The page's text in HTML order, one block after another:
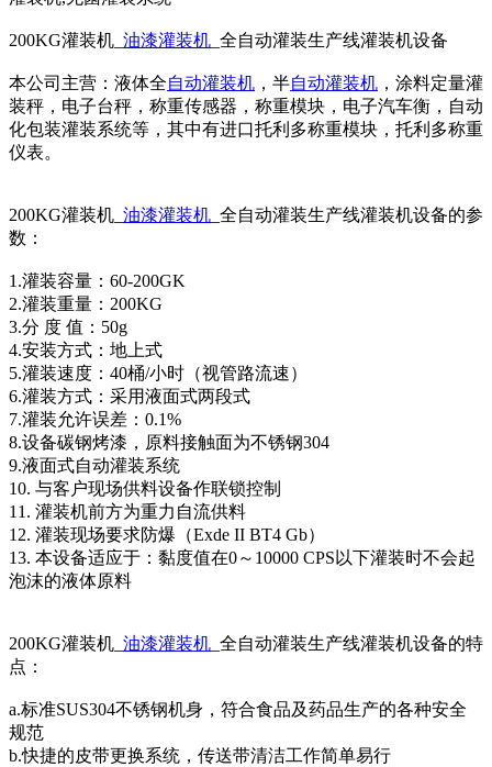
200KG灌装机_ 油漆灌装机 _全自动灌装生产线灌装机设备
本公司主营：液体全自动灌装机 ，半自动灌装机 ，涂料定量灌
装秤，电子台秤，称重传感器，称重模块，电子汽车衡，自动
化包装灌装系统等，其中有进口托利多称重模块，托利多称重
仪表。
200KG灌装机_ 油漆灌装机 _全自动灌装生产线灌装机设备的参
数：
1.灌装容量：60-200GK
2.灌装重量：200KG
3.分 度 值：50g
4.安装方式：地上式
5.灌装速度：40桶/小时（视管路流速）
6.灌装方式：采用液面式两段式
7.灌装允许误差：0.1%
8.设备碳钢烤漆，原料接触面为不锈钢304
9.液面式自动灌装系统
10. 与客户现场供料设备作联锁控制
11. 灌装机前方为重力自流供料
12. 灌装现场要求防爆（Exde II BT4 Gb）
13. 本设备适应于：黏度值在0～10000 CPS以下灌装时不会起
泡沫的液体原料
200KG灌装机_ 油漆灌装机 _全自动灌装生产线灌装机设备的特
点：
a.标准SUS304不锈钢机身，符合食品及药品生产的各种安全
规范
b.快捷的皮带更换系统，传送带清洁工作简单易行